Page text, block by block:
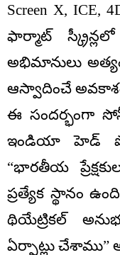
Screen X, ICE,
ఫార్మాట్
అభిమానులు
ఆస్వాదించే
ఈ సందర్భంగా
ఇండియా హెడ్
“భారతీయ
ప్రత్యేక స్థానం
థియేట్రికల్
ఏర్పాట్లు చేశాము”